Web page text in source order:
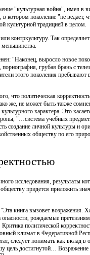
"культурная война", имея в
котором поколение "не
культурной традицией в целом.
контркультуру. Так
меньшинства.
"Наконец, выросло новое
грубая брань с
этого поколения
что политическая
же, не может быть также
характера. Это
"…система учебных
личной культуры и
обществу по его
исследования, результаты
придется приложить
книга вызовет возражения.
опасности, рождаемые
политической
климат в Федеративной
следует понимать как вклад в
цель достигнутой…